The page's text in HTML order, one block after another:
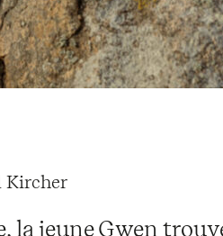
Kircher
la jeune Gwen